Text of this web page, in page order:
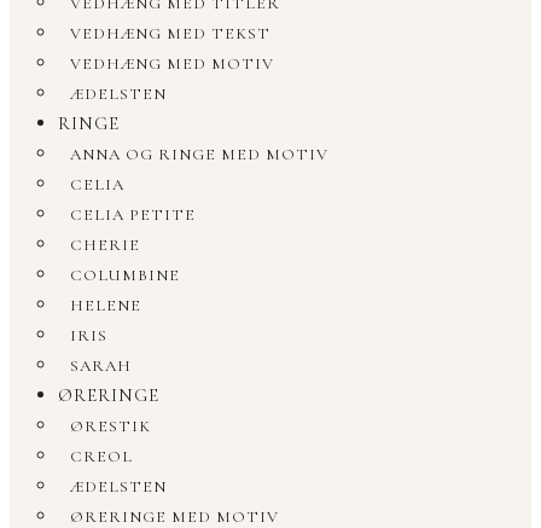
VEDHÆNG MED TEKST
VEDHÆNG MED MOTIV
ÆDELSTEN
RINGE
ANNA OG RINGE MED MOTIV
CELIA
CELIA PETITE
CHERIE
COLUMBINE
HELENE
IRIS
SARAH
ØRERINGE
ØRESTIK
CREOL
ÆDELSTEN
ØRERINGE MED MOTIV